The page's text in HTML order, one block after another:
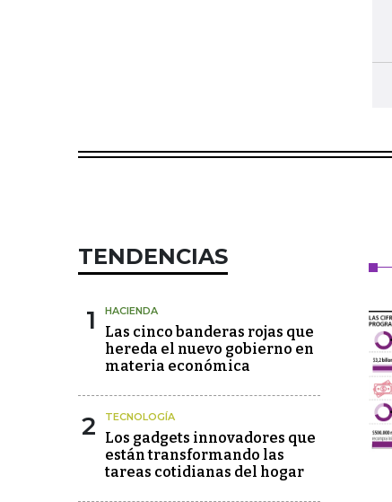
TENDENCIAS
1 HACIENDA
Las cinco banderas rojas que
hereda el nuevo gobierno en
materia económica
2 TECNOLOGÍA
Los gadgets innovadores que
están transformando las
tareas cotidianas del hogar